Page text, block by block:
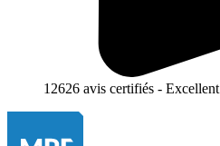
12626 avis certifiés - Excellent